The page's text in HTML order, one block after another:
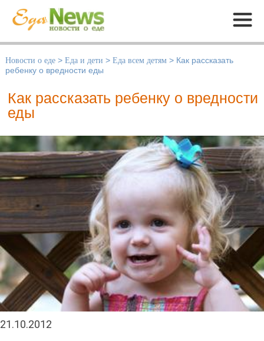
Меню
Новости о еде > Еда и дети > Еда всем детям > Как рассказать
ребенку о вредности еды
Как рассказать ребенку о вредности
еды
21.10.2012